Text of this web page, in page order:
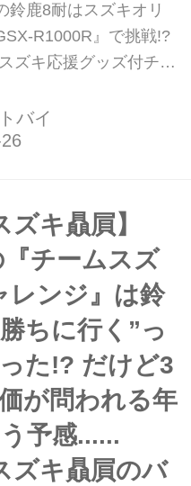
鈴鹿8耐はスズキオリ
R1000R』で挑戦!?
ズキ応援グッズ付チケ
バイク! のイベントニ
とGSX-R1000Rを愛す
』が販売開始となりま
バイ
ズキ贔屓】
チームスズ
レンジ』は鈴
ちに行く”っ
た!? だけど3
が問われる年
予感......
ズキ贔屓のバ